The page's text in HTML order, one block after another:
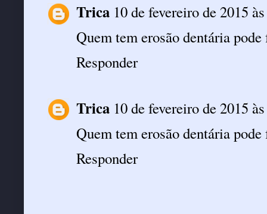
Trica 10 de fevereiro de 2015
Quem tem erosão dentária
Responder
Trica 10 de fevereiro de 2015
Quem tem erosão dentária
Responder